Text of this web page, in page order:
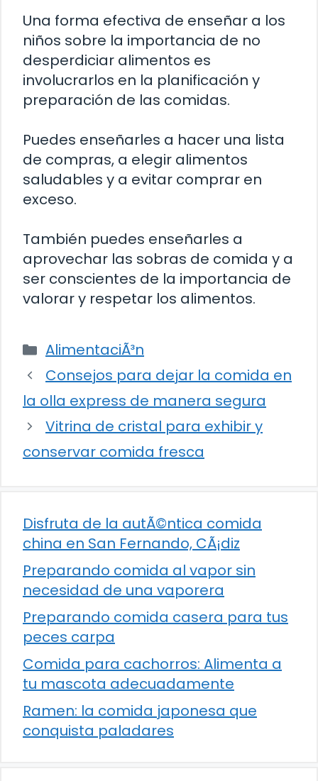
Una forma efectiva de enseñar a los
niños sobre la importancia de no
desperdiciar alimentos es
involucrarlos en la planificación y
preparación de las comidas.
Puedes enseñarles a hacer una lista
de compras, a elegir alimentos
saludables y a evitar comprar en
exceso.
También puedes enseñarles a
aprovechar las sobras de comida y a
ser conscientes de la importancia de
valorar y respetar los alimentos.
Categorías
AlimentaciÃ³n
Consejos para dejar la comida en
la olla express de manera segura
Vitrina de cristal para exhibir y
conservar comida fresca
Disfruta de la autÃ©ntica comida
china en San Fernando, CÃ¡diz
Preparando comida al vapor sin
necesidad de una vaporera
Preparando comida casera para tus
peces carpa
Comida para cachorros: Alimenta a
tu mascota adecuadamente
Ramen: la comida japonesa que
conquista paladares